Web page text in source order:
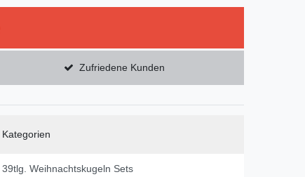
Zufriedene Kunden
Kategorien
39tlg. Weihnachtskugeln Sets